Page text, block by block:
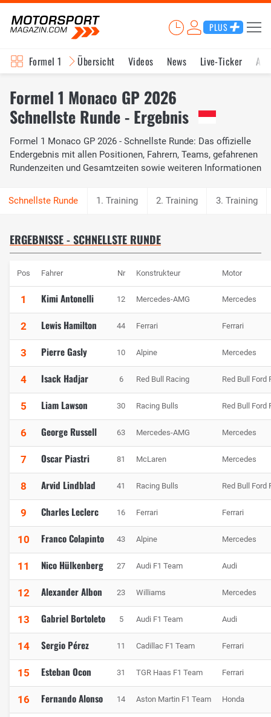
PLUS
Formel 1 Übersicht Videos News Live-Ticker
Formel 1 Monaco GP 2026
Schnellste Runde - Ergebnis
Formel 1 Monaco GP 2026 - Schnellste Runde: Das offizielle
Endergebnis mit allen Positionen, Fahrern, Teams, gefahrenen
Rundenzeiten und Gesamtzeiten sowie weiteren Informationen
1. Training 2. Training 3. Training
ERGEBNISSE - SCHNELLSTE RUNDE
Pos Fahrer Nr Konstrukteur Motor
1 Kimi Antonelli 12 Mercedes-AMG Mercedes
2 Lewis Hamilton 44 Ferrari Ferrari
3 Pierre Gasly 10 Alpine Mercedes
4 Isack Hadjar 6 Red Bull Racing Red Bull Ford
5 Liam Lawson 30 Racing Bulls Red Bull Ford
6 George Russell 63 Mercedes-AMG Mercedes
7 Oscar Piastri 81 McLaren Mercedes
8 Arvid Lindblad 41 Racing Bulls Red Bull Ford
9 Charles Leclerc 16 Ferrari Ferrari
10 Franco Colapinto 43 Alpine Mercedes
11 Nico Hülkenberg 27 Audi F1 Team Audi
12 Alexander Albon 23 Williams Mercedes
13 Gabriel Bortoleto 5 Audi F1 Team Audi
14 Sergio Pérez 11 Cadillac F1 Team Ferrari
15 Esteban Ocon 31 TGR Haas F1 Team Ferrari
16 Fernando Alonso 14 Aston Martin F1 Team Honda